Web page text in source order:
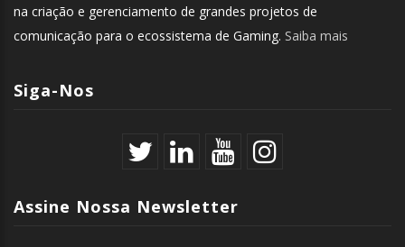
na criação e gerenciamento de grandes projetos de
comunicação para o ecossistema de Gaming. Saiba mais
Siga-Nos
Assine Nossa Newsletter